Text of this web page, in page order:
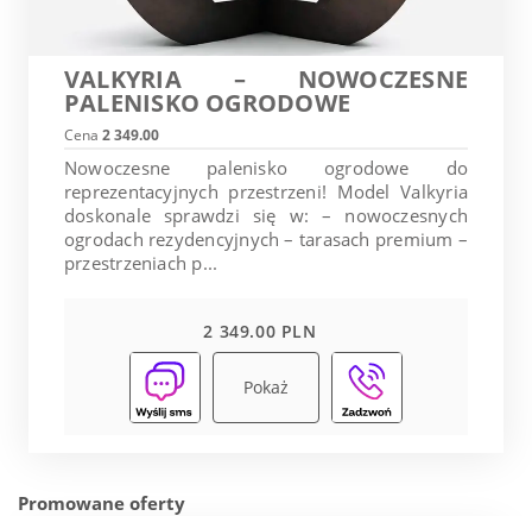
VALKYRIA – NOWOCZESNE
PALENISKO OGRODOWE
Cena 2 349.00
Nowoczesne palenisko ogrodowe do
reprezentacyjnych przestrzeni! Model Valkyria
doskonale sprawdzi się w: – nowoczesnych
ogrodach rezydencyjnych – tarasach premium –
przestrzeniach p...
2 349.00 PLN
Pokaż
Promowane oferty